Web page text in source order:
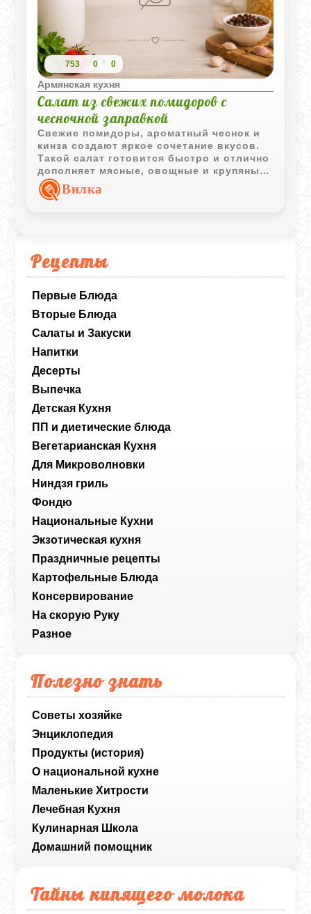
Рецепты
Первые Блюда
Вторые Блюда
Салаты и Закуски
Напитки
Десерты
Выпечка
Детская Кухня
ПП и диетические блюда
Вегетарианская Кухня
Для Микроволновки
Ниндзя гриль
Фондю
Национальные Кухни
Экзотическая кухня
Праздничные рецепты
Картофельные Блюда
Консервирование
На скорую Руку
Разное
Полезно знать
Советы хозяйке
Энциклопедия
Продукты (история)
О национальной кухне
Маленькие Хитрости
Лечебная Кухня
Кулинарная Школа
Домашний помощник
Тайны кипящего молока
753 0 0
Армянская кухня
Салат из свежих помидоров с
чесночной заправкой
Свежие помидоры, ароматный чеснок и
кинза создают яркое сочетание вкусов.
Такой салат готовится быстро и отлично
дополняет мясные, овощные и крупяные
блюда.Вилка